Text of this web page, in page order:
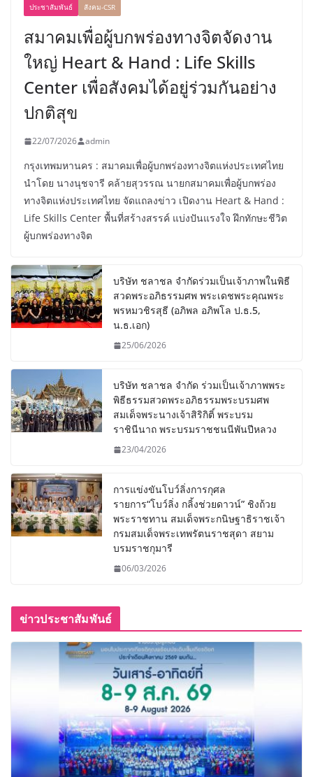
ประชาสัมพันธ์ สังคม-CSR
สมาคมเพื่อผู้บกพร่องทางจิตจัดงาน
ใหญ่ Heart & Hand : Life Skills
Center เพื่อสังคมได้อยู่ร่วมกันอย่าง
ปกติสุข
22/07/2026 admin
กรุงเทพมหานคร : สมาคมเพื่อผู้บกพร่องทางจิตแห่งประเทศไทย
นำโดย นางนุชจารี คล้ายสุวรรณ นายกสมาคมเพื่อผู้บกพร่อง
ทางจิตแห่งประเทศไทย จัดแถลงข่าว เปิดงาน Heart & Hand :
Life Skills Center พื้นที่สร้างสรรค์ แบ่งปันแรงใจ ฝึกทักษะชีวิต
ผู้บกพร่องทางจิต
บริษัท ชลาชล จำกัดร่วมเป็นเจ้าภาพในพิธี
สวดพระอภิธรรมศพ พระเดชพระคุณพระ
พรหมวชิรสุธี (อภิพล อภิพโล ป.ธ.5,
น.ธ.เอก)
25/06/2026
บริษัท ชลาชล จำกัด ร่วมเป็นเจ้าภาพพระ
พิธีธรรมสวดพระอภิธรรมพระบรมศพ
สมเด็จพระนางเจ้าสิริกิติ์ พระบรม
ราชินีนาถ พระบรมราชชนนีพันปีหลวง
23/04/2026
การแข่งขันโบว์ลิ่งการกุศล
รายการ“โบว์ลิ่ง กลิ้งช่วยดาวน์” ชิงถ้วย
พระราชทาน สมเด็จพระกนิษฐาธิราชเจ้า
กรมสมเด็จพระเทพรัตนราชสุดา สยาม
บรมราชกุมารี
06/03/2026
ข่าวประชาสัมพันธ์